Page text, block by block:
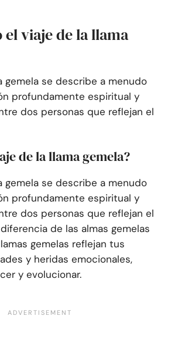
viaje de la llama
gemela se describe a menudo
profundamente espiritual y
dos personas que reflejan el
de la llama gemela?
gemela se describe a menudo
profundamente espiritual y
dos personas que reflejan el
de las almas gemelas
gemelas reflejan tus
y heridas emocionales,
y evolucionar.